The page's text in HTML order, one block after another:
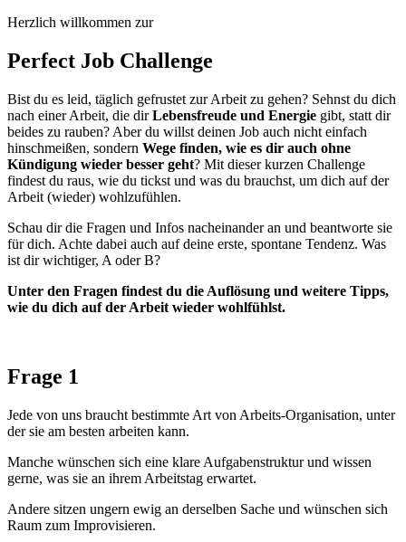
Herzlich willkommen zur
Perfect Job Challenge
Bist du es leid, täglich gefrustet zur Arbeit zu gehen? Sehnst du dich
nach einer Arbeit, die dirLebensfreude und Energie gibt, statt dir
beides zu rauben? Aber du willst deinen Job auch nicht einfach
hinschmeißen, sondern Wege finden, wie es dir auch ohne
Kündigung wieder besser geht? Mit dieser kurzen Challenge
findest du raus, wie du tickst und was du brauchst, um dich auf der
Arbeit (wieder) wohlzufühlen.
Schau dir die Fragen und Infos nacheinander an und beantworte sie
für dich. Achte dabei auch auf deine erste, spontane Tendenz. Was
ist dir wichtiger, A oder B?
Unter den Fragen findest du die Auflösung und weitere Tipps,
wie du dich auf der Arbeit wieder wohlfühlst.
Frage 1
Jede von uns braucht bestimmte Art von Arbeits-Organisation, unter
der sie am besten arbeiten kann.
Manche wünschen sich eine klare Aufgabenstruktur und wissen
gerne, was sie an ihrem Arbeitstag erwartet.
Andere sitzen ungern ewig an derselben Sache und wünschen sich
Raum zum Improvisieren.